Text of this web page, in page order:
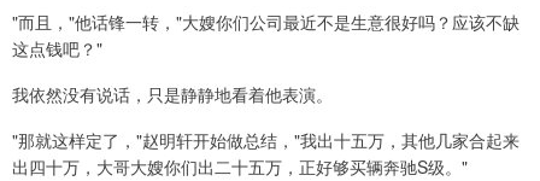
"而且，"他话锋一转，"大嫂你们公司最近不是生意很好吗？应该不缺
这点钱吧？"
我依然没有说话，只是静静地看着他表演。
"那就这样定了，"赵明轩开始做总结，"我出十五万，其他几家合起来
出四十万，大哥大嫂你们出二十五万，正好够买辆奔驰S级。"